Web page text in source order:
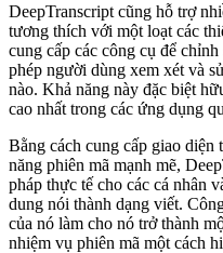
DeepTranscript cũng hỗ trợ
tương thích với một loạt các
cung cấp các công cụ để
phép người dùng xem xét và
nào. Khả năng này đặc biệt
cao nhất trong các ứng dụng
Bằng cách cung cấp giao
năng phiên mã mạnh mẽ,
pháp thực tế cho các cá nhân
dung nói thành dạng viết.
của nó làm cho nó trở thành
nhiệm vụ phiên mã một cách